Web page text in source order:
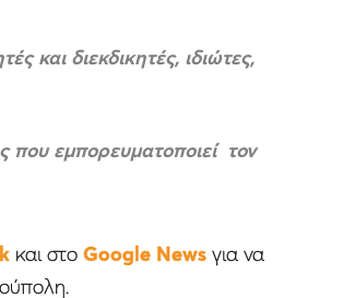
και διεκδικητές, ιδιώτες,
εμπορευματοποιεί τον
και στο Google Newsγια να